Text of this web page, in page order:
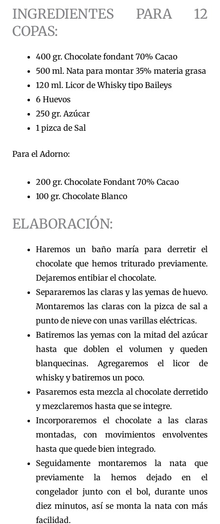
INGREDIENTES PARA 12
COPAS:
400 gr. Chocolate fondant 70% Cacao
500 ml. Nata para montar 35% materia grasa
120 ml. Licor de Whisky tipo Baileys
6 Huevos
250 gr. Azúcar
1 pizca de Sal
Para el Adorno:
200 gr. Chocolate Fondant 70% Cacao
100 gr. Chocolate Blanco
ELABORACIÓN:
Haremos un baño maría para derretir el
chocolate que hemos triturado previamente.
Dejaremos entibiar el chocolate.
Separaremos las claras y las yemas de huevo.
Montaremos las claras con la pizca de sal a
punto de nieve con unas varillas eléctricas.
Batiremos las yemas con la mitad del azúcar
hasta que doblen el volumen y queden
blanquecinas. Agregaremos el licor de
whisky y batiremos un poco.
Pasaremos esta mezcla al chocolate derretido
y mezclaremos hasta que se integre.
Incorporaremos el chocolate a las claras
montadas, con movimientos envolventes
hasta que quede bien integrado.
Seguidamente montaremos la nata que
previamente la hemos dejado en el
congelador junto con el bol, durante unos
diez minutos, así se monta la nata con más
facilidad.